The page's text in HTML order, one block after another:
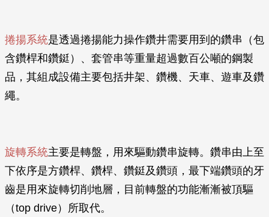
捲揚系統是透過捲揚能力操作鑽井需要用到的鑽串（包
含鑽桿和鑽鋌）、套管串等重量超過數百公噸的鋼製
品，其組成設備主要包括井架、鑽機、天車、遊車及鑽
繩。
旋轉系統主要是轉盤，用來驅動鑽串旋轉。鑽串由上至
下依序是方鑽桿、鑽桿、鑽鋌及鑽頭，最下端鑽頭的牙
齒是用來旋轉切削地層，目前轉盤的功能漸漸被頂驅
（top drive）所取代。